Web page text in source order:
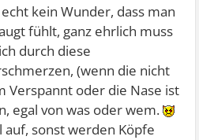
echt kein Wunder, dass man
fühlt, ganz ehrlich muss
durch diese
(wenn die nicht
Verspannt oder die Nase ist
egal von was oder wem.
sonst werden Köpfe